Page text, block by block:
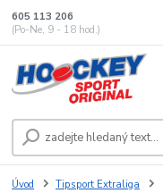
605 113 206
(Po-Ne, 9 - 18 hod.)
Úvod Tipsport Extraliga